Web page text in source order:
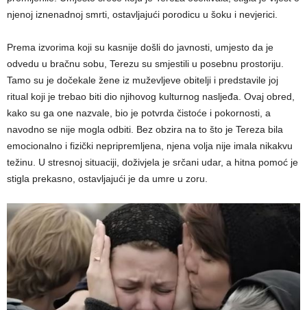
njenoj iznenadnoj smrti, ostavljajući porodicu u šoku i nevjerici.
Prema izvorima koji su kasnije došli do javnosti, umjesto da je
odvedu u bračnu sobu, Terezu su smjestili u posebnu prostoriju.
Tamo su je dočekale žene iz muževljeve obitelji i predstavile joj
ritual koji je trebao biti dio njihovog kulturnog nasljeđa. Ovaj obred,
kako su ga one nazvale, bio je potvrda čistoće i pokornosti, a
navodno se nije mogla odbiti. Bez obzira na to što je Tereza bila
emocionalno i fizički nepripremljena, njena volja nije imala nikakvu
težinu. U stresnoj situaciji, doživjela je srčani udar, a hitna pomoć je
stigla prekasno, ostavljajući je da umre u zoru.